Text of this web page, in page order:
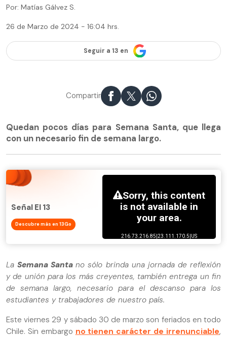
Por: Matías Gálvez S.
26 de Marzo de 2024 - 16:04 hrs.
Seguir a 13 en
Compartir
Quedan pocos días para Semana Santa, que llega
con un necesario fin de semana largo.
Señal El 13
Descubre más en 13Go
LaSemana Santano sólo brinda una jornada de reflexión
y de unión para los más creyentes, también entrega un fin
de semana largo, necesario para el descanso para los
estudiantes y trabajadores de nuestro país.
Este viernes 29 y sábado 30 de marzo son feriados en todo
Chile. Sin embargo no tienen carácter de irrenunciable,